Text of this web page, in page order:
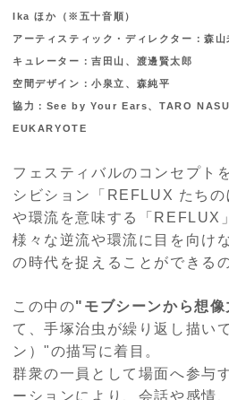
Ika ほか（※五⼗⾳順）
アーティスティック・ディレクター：森⼭
キュレーター：吉⽥⼭、渡邊賢太郎
空間デザイン：⼩泉⽴、森純平
協⼒：See by Your Ears、TARO NASU
EUKARYOTE
フェスティバルのコンセプト
シビション「REFLUX たち
や環流を意味する「REFLUX
様々な逆流や環流に目を向け
の時代を捉えることができる
この中の"モブシーンから想
て、手塚治虫が繰り返し描い
ン）"の描写に着目。
群衆の⼀員として場面へ参与
ーションにより、会話や感情